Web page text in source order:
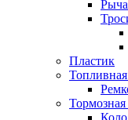
Пластик
Тормозная